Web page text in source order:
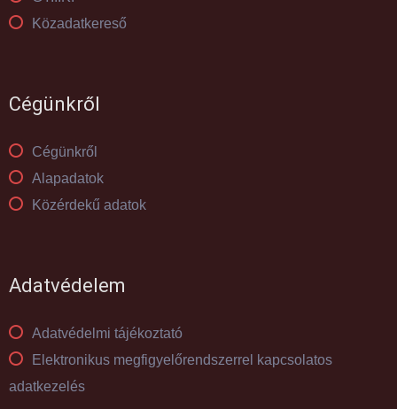
Közadatkereső
Cégünkről
Cégünkről
Alapadatok
Közérdekű adatok
Adatvédelem
Adatvédelmi tájékoztató
Elektronikus megfigyelőrendszerrel kapcsolatos
adatkezelés